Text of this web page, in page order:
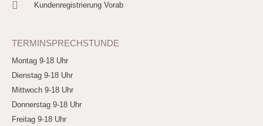
Kundenregistrierung Vorab
TERMINSPRECHSTUNDE
Montag 9-18 Uhr
Dienstag 9-18 Uhr
Mittwoch 9-18 Uhr
Donnerstag 9-18 Uhr
Freitag 9-18 Uhr